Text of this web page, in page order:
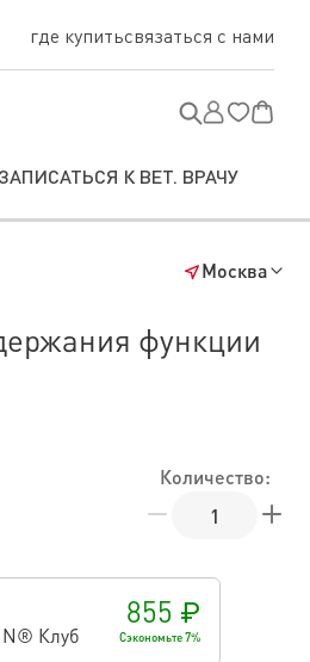
где купитьсвязаться с нами
ЗАПИСАТЬСЯ К ВЕТ. ВРАЧУ
Москва
функции
Количество:
Клуб
855 ₽
Сэкономьте 7%